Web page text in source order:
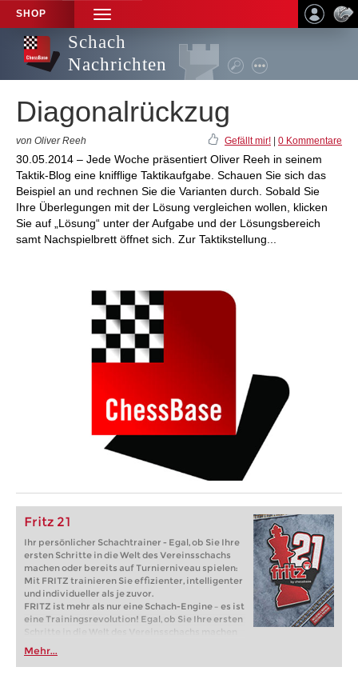
SHOP
TOGGLE
NAVIGATION
Schach
Nachrichten
Diagonalrückzug
von Oliver Reeh Gefällt mir! 0 Kommentare
30.05.2014 – Jede Woche präsentiert Oliver Reeh in seinem
Taktik-Blog eine knifflige Taktikaufgabe. Schauen Sie sich das
Beispiel an und rechnen Sie die Varianten durch. Sobald Sie
Ihre Überlegungen mit der Lösung vergleichen wollen, klicken
Sie auf „Lösung“ unter der Aufgabe und der Lösungsbereich
samt Nachspielbrett öffnet sich. Zur Taktikstellung...
Fritz 21
Ihr persönlicher Schachtrainer - Egal, ob Sie Ihre
ersten Schritte in die Welt des Vereinsschachs
machen oder bereits auf Turnierniveau spielen:
Mit FRITZ trainieren Sie effizienter, intelligenter
und individueller als je zuvor.
FRITZ ist mehr als nur eine Schach-Engine – es ist
eine Trainingsrevolution! Egal, ob Sie Ihre ersten
Schritte in die Welt des Vereinsschachs machen
oder bereits auf Turnierniveau spielen: Mit
FRITZ trainieren Sie effizienter, intelligenter und
individueller als je zuvor.
Mehr...